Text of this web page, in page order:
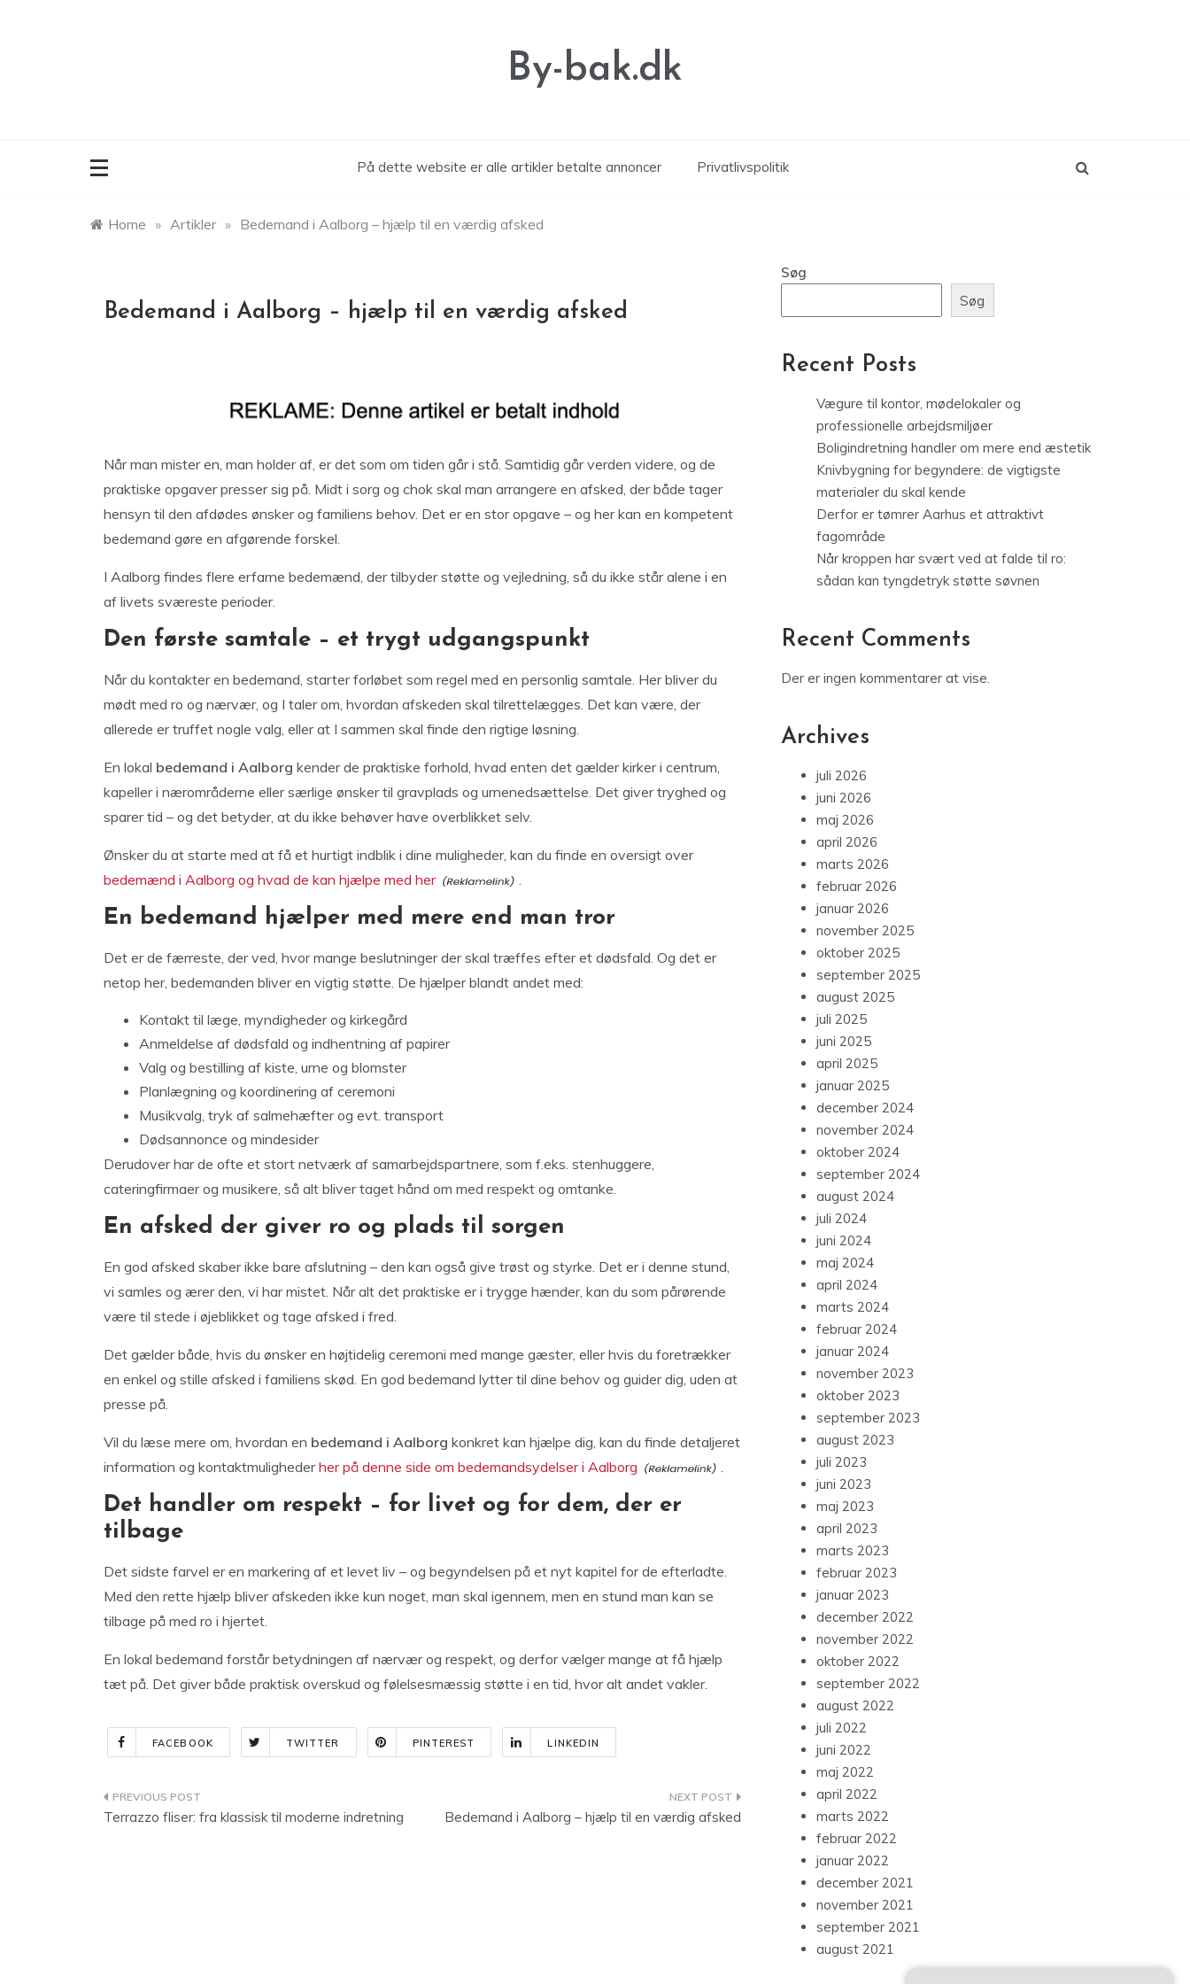
By-bak.dk
På dette website er alle artikler betalte annoncer Privatlivspolitik
Home » Artikler » Bedemand i Aalborg – hjælp til en værdig afsked
Bedemand i Aalborg – hjælp til en værdig afsked
Når man mister en, man holder af, er det som om tiden går i stå. Samtidig går verden videre, og de
praktiske opgaver presser sig på. Midt i sorg og chok skal man arrangere en afsked, der både tager
hensyn til den afdødes ønsker og familiens behov. Det er en stor opgave – og her kan en kompetent
bedemand gøre en afgørende forskel.
I Aalborg findes flere erfarne bedemænd, der tilbyder støtte og vejledning, så du ikke står alene i en
af livets sværeste perioder.
Den første samtale – et trygt udgangspunkt
Når du kontakter en bedemand, starter forløbet som regel med en personlig samtale. Her bliver du
mødt med ro og nærvær, og I taler om, hvordan afskeden skal tilrettelægges. Det kan være, der
allerede er truffet nogle valg, eller at I sammen skal finde den rigtige løsning.
En lokal bedemand i Aalborg kender de praktiske forhold, hvad enten det gælder kirker i centrum,
kapeller i nærområderne eller særlige ønsker til gravplads og urnenedsættelse. Det giver tryghed og
sparer tid – og det betyder, at du ikke behøver have overblikket selv.
Ønsker du at starte med at få et hurtigt indblik i dine muligheder, kan du finde en oversigt over
bedemænd i Aalborg og hvad de kan hjælpe med her
.
En bedemand hjælper med mere end man tror
Det er de færreste, der ved, hvor mange beslutninger der skal træffes efter et dødsfald. Og det er
netop her, bedemanden bliver en vigtig støtte. De hjælper blandt andet med:
Kontakt til læge, myndigheder og kirkegård
Anmeldelse af dødsfald og indhentning af papirer
Valg og bestilling af kiste, urne og blomster
Planlægning og koordinering af ceremoni
Musikvalg, tryk af salmehæfter og evt. transport
Dødsannonce og mindesider
Derudover har de ofte et stort netværk af samarbejdspartnere, som f.eks. stenhuggere,
cateringfirmaer og musikere, så alt bliver taget hånd om med respekt og omtanke.
En afsked der giver ro og plads til sorgen
En god afsked skaber ikke bare afslutning – den kan også give trøst og styrke. Det er i denne stund,
vi samles og ærer den, vi har mistet. Når alt det praktiske er i trygge hænder, kan du som pårørende
være til stede i øjeblikket og tage afsked i fred.
Det gælder både, hvis du ønsker en højtidelig ceremoni med mange gæster, eller hvis du foretrækker
en enkel og stille afsked i familiens skød. En god bedemand lytter til dine behov og guider dig, uden at
presse på.
Vil du læse mere om, hvordan en bedemand i Aalborg konkret kan hjælpe dig, kan du finde detaljeret
information og kontaktmulighederher på denne side om bedemandsydelser i Aalborg .
Det handler om respekt – for livet og for dem, der er
tilbage
Det sidste farvel er en markering af et levet liv – og begyndelsen på et nyt kapitel for de efterladte.
Med den rette hjælp bliver afskeden ikke kun noget, man skal igennem, men en stund man kan se
tilbage på med ro i hjertet.
En lokal bedemand forstår betydningen af nærvær og respekt, og derfor vælger mange at få hjælp
tæt på. Det giver både praktisk overskud og følelsesmæssig støtte i en tid, hvor alt andet vakler.
FACEBOOK TWITTER PINTEREST LINKEDIN
Indlægsnavigation
Terrazzo fliser: fra klassisk til moderne indretning Bedemand i Aalborg – hjælp til en værdig afsked
Søg
Søg
Recent Posts
Vægure til kontor, mødelokaler og
professionelle arbejdsmiljøer
Boligindretning handler om mere end æstetik
Knivbygning for begyndere: de vigtigste
materialer du skal kende
Derfor er tømrer Aarhus et attraktivt
fagområde
Når kroppen har svært ved at falde til ro:
sådan kan tyngdetryk støtte søvnen
Recent Comments
Der er ingen kommentarer at vise.
Archives
juli 2026
juni 2026
maj 2026
april 2026
marts 2026
februar 2026
januar 2026
november 2025
oktober 2025
september 2025
august 2025
juli 2025
juni 2025
april 2025
januar 2025
december 2024
november 2024
oktober 2024
september 2024
august 2024
juli 2024
juni 2024
maj 2024
april 2024
marts 2024
februar 2024
januar 2024
november 2023
oktober 2023
september 2023
august 2023
juli 2023
juni 2023
maj 2023
april 2023
marts 2023
februar 2023
januar 2023
december 2022
november 2022
oktober 2022
september 2022
august 2022
juli 2022
juni 2022
maj 2022
april 2022
marts 2022
februar 2022
januar 2022
december 2021
november 2021
september 2021
august 2021